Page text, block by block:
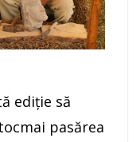
ediţie să
pasărea